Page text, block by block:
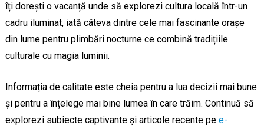
îți dorești o vacanță unde să explorezi cultura locală într-un
cadru iluminat, iată câteva dintre cele mai fascinante orașe
din lume pentru plimbări nocturne ce combină tradițiile
culturale cu magia luminii.
Informația de calitate este cheia pentru a lua decizii mai bune
și pentru a înțelege mai bine lumea în care trăim. Continuă să
explorezi subiecte captivante și articole recente pe e-